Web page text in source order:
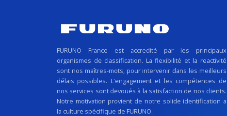
FURUNO France est accredité par les principaux
organismes de classification. La flexibilité et la reactivité
sont nos maîtres-mots, pour intervenir dans les meilleurs
délais possibles. L'engagement et les compétences de
nos services sont devoués à la satisfaction de nos clients.
Notre motivation provient de notre solide identification a
la culture spécifique de FURUNO.